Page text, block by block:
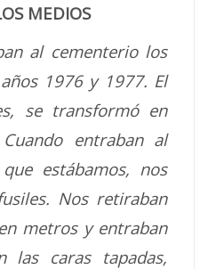
MEDIOS
al cementerio los
1976 y 1977. El
se transformó en
entraban al
estábamos, nos
Nos retiraban
metros y entraban
las caras tapadas,